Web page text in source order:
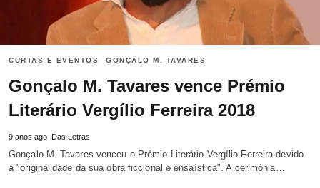
CURTAS E EVENTOS GONÇALO M. TAVARES
Gonçalo M. Tavares vence Prémio
Literário Vergílio Ferreira 2018
9 anos ago Das Letras
Gonçalo M. Tavares venceu o Prémio Literário Vergílio Ferreira devido
à "originalidade da sua obra ficcional e ensaística". A cerimónia…